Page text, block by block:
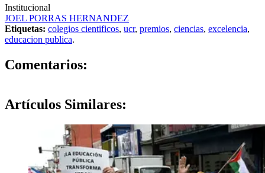
Institucional
JOEL PORRAS HERNANDEZ
Etiquetas: colegios cientificos, ucr, premios, ciencias, excelencia,
educacion publica.
Comentarios:
Artículos Similares: